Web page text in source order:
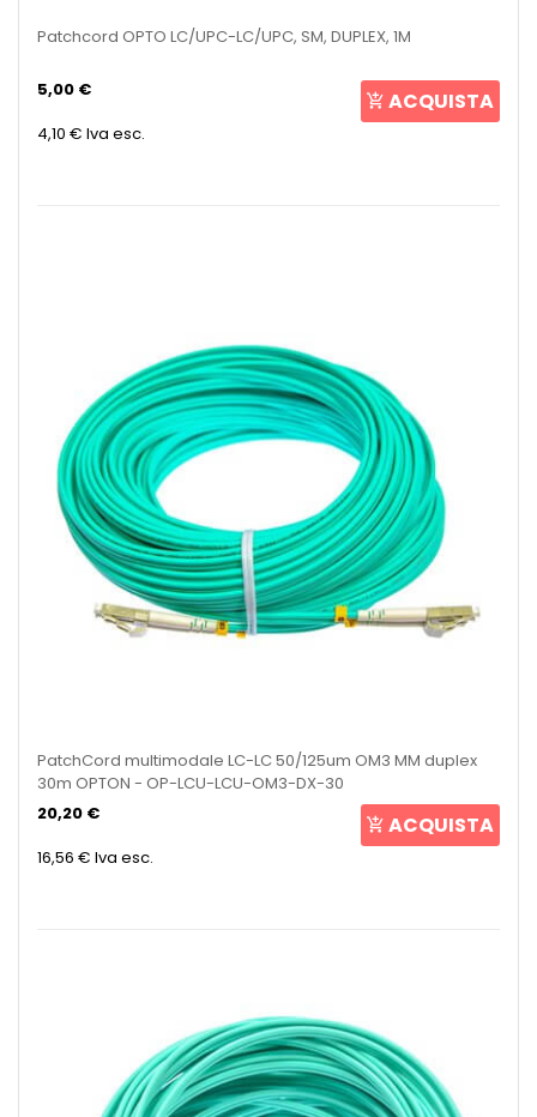
Patchcord OPTO LC/UPC-LC/UPC, SM, DUPLEX, 1M
5,00 €
4,10 € Iva esc.
ACQUISTA
PatchCord multimodale LC-LC 50/125um OM3 MM duplex
30m OPTON - OP-LCU-LCU-OM3-DX-30
20,20 €
16,56 € Iva esc.
ACQUISTA